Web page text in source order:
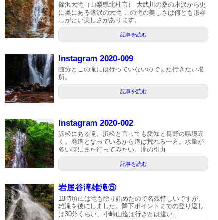
篠沢大滝（山梨県北杜市） 大武川の桑の木沢から更
に奥にある篠沢の大滝 この滝の美しさは何とも形容
しがたい美しさがあります。
記事を読む
Instagram 2020-009
随分とこの滝には行っていないのでまた行きたい場
所。
記事を読む
Instagram 2020-002
浜松にある滝、浜松と言っても愛知と長野の県境近
く。廃道となっているから道は荒れる一方。水量が
多い時にまた行ってみたい。滝の引力
記事を読む
岩屋谷滝雄滝⑤
13時頃には滝も陰り始めたので名残惜しいですが、
雄滝を後にしました。降下ポイントまでの登り返し
は30分くらい、小峠山迄は行きとは違い...